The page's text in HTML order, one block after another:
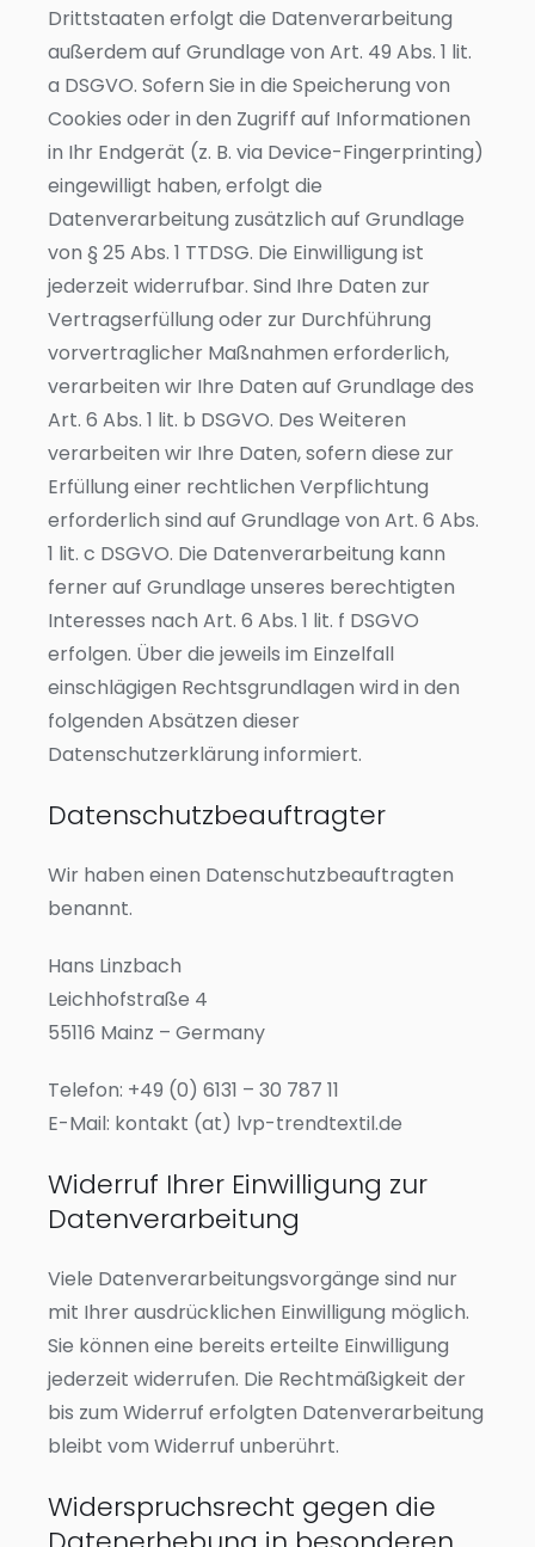
Drittstaaten erfolgt die Datenverarbeitung
außerdem auf Grundlage von Art. 49 Abs. 1 lit.
a DSGVO. Sofern Sie in die Speicherung von
Cookies oder in den Zugriff auf Informationen
in Ihr Endgerät (z. B. via Device-Fingerprinting)
eingewilligt haben, erfolgt die
Datenverarbeitung zusätzlich auf Grundlage
von § 25 Abs. 1 TTDSG. Die Einwilligung ist
jederzeit widerrufbar. Sind Ihre Daten zur
Vertragserfüllung oder zur Durchführung
vorvertraglicher Maßnahmen erforderlich,
verarbeiten wir Ihre Daten auf Grundlage des
Art. 6 Abs. 1 lit. b DSGVO. Des Weiteren
verarbeiten wir Ihre Daten, sofern diese zur
Erfüllung einer rechtlichen Verpflichtung
erforderlich sind auf Grundlage von Art. 6 Abs.
1 lit. c DSGVO. Die Datenverarbeitung kann
ferner auf Grundlage unseres berechtigten
Interesses nach Art. 6 Abs. 1 lit. f DSGVO
erfolgen. Über die jeweils im Einzelfall
einschlägigen Rechtsgrundlagen wird in den
folgenden Absätzen dieser
Datenschutzerklärung informiert.
Datenschutz­beauftragter
Wir haben einen Datenschutzbeauftragten
benannt.
Hans Linzbach
Leichhofstraße 4
55116 Mainz – Germany
Telefon: +49 (0) 6131 – 30 787 11
E-Mail: kontakt (at) lvp-trendtextil.de
Widerruf Ihrer Einwilligung zur
Datenverarbeitung
Viele Datenverarbeitungsvorgänge sind nur
mit Ihrer ausdrücklichen Einwilligung möglich.
Sie können eine bereits erteilte Einwilligung
jederzeit widerrufen. Die Rechtmäßigkeit der
bis zum Widerruf erfolgten Datenverarbeitung
bleibt vom Widerruf unberührt.
Widerspruchsrecht gegen die